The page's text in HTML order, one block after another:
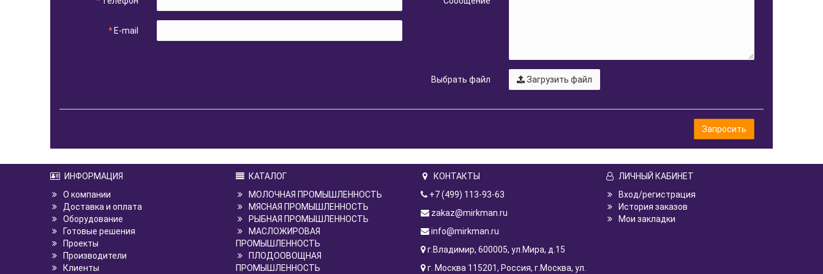
E-mail
Выбрать файл Загрузить файл
Запросить
ИНФОРМАЦИЯ
О компании
Доставка и оплата
Оборудование
Готовые решения
Проекты
Производители
Клиенты
КАТАЛОГ
МОЛОЧНАЯ ПРОМЫШЛЕННОСТЬ
МЯСНАЯ ПРОМЫШЛЕННОСТЬ
РЫБНАЯ ПРОМЫШЛЕННОСТЬ
МАСЛОЖИРОВАЯ
ПРОМЫШЛЕННОСТЬ
ПЛОДООВОЩНАЯ
ПРОМЫШЛЕННОСТЬ
КОНТАКТЫ
+7 (499) 113-93-63
zakaz@mirkman.ru
info@mirkman.ru
г.Владимир, 600005, ул.Мира, д.15
г. Москва ​115201, Россия, г.Москва, ул.
ЛИЧНЫЙ КАБИНЕТ
Вход/регистрация
История заказов
Мои закладки